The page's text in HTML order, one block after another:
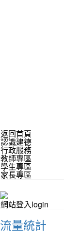
返回首頁
認識建德
行政服務
教師專區
學生專區
家長專區
網站登入login
流量統計